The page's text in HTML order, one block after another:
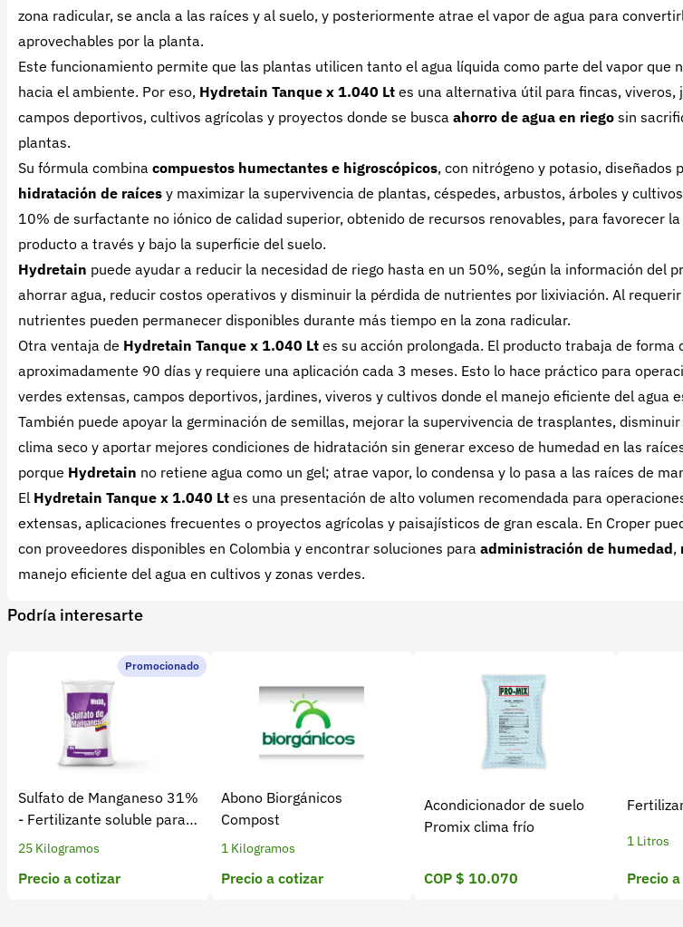
zona radicular, se ancla a las raíces y al suelo, y posteriormente atrae el vapor de agua para
aprovechables por la planta.
Este funcionamiento permite que las plantas utilicen tanto el agua líquida como parte del vapor que
hacia el ambiente. Por eso, Hydretain Tanque x 1.040 Lt es una alternativa útil para fincas, viveros,
campos deportivos, cultivos agrícolas y proyectos donde se busca ahorro de agua en riego sin
plantas.
Su fórmula combina compuestos humectantes e higroscópicos, con nitrógeno y potasio, diseñados
hidratación de raíces y maximizar la supervivencia de plantas, céspedes, arbustos, árboles y
10% de surfactante no iónico de calidad superior, obtenido de recursos renovables, para favorecer
producto a través y bajo la superficie del suelo.
Hydretain puede ayudar a reducir la necesidad de riego hasta en un 50%, según la información del
ahorrar agua, reducir costos operativos y disminuir la pérdida de nutrientes por lixiviación. Al
nutrientes pueden permanecer disponibles durante más tiempo en la zona radicular.
Otra ventaja de Hydretain Tanque x 1.040 Lt es su acción prolongada. El producto trabaja de forma
aproximadamente 90 días y requiere una aplicación cada 3 meses. Esto lo hace práctico para
verdes extensas, campos deportivos, jardines, viveros y cultivos donde el manejo eficiente del agua
También puede apoyar la germinación de semillas, mejorar la supervivencia de trasplantes,
clima seco y aportar mejores condiciones de hidratación sin generar exceso de humedad en las
porque Hydretain no retiene agua como un gel; atrae vapor, lo condensa y lo pasa a las raíces de
El Hydretain Tanque x 1.040 Lt es una presentación de alto volumen recomendada para
extensas, aplicaciones frecuentes o proyectos agrícolas y paisajísticos de gran escala. En Croper
con proveedores disponibles en Colombia y encontrar soluciones para administración de humedad,
manejo eficiente del agua en cultivos y zonas verdes.
Podría interesarte
Promocionado
Sulfato de Manganeso 31%
- Fertilizante soluble para
cultivos
25 Kilogramos
Precio a cotizar
Abono Biorgánicos
Compost
1 Kilogramos
Precio a cotizar
Acondicionador de suelo
Promix clima frío
COP $ 10.070
1 Litros
Precio